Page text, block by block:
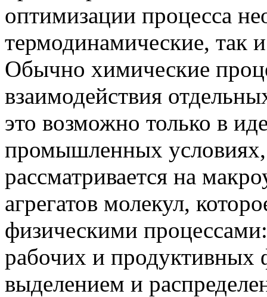
оптимизации процесса
термодинамические, так
Обычно химические
взаимодействия
это возможно только в
промышленных условиях,
рассматривается на
агрегатов молекул,
физическими
рабочих и продуктивных
выделением и